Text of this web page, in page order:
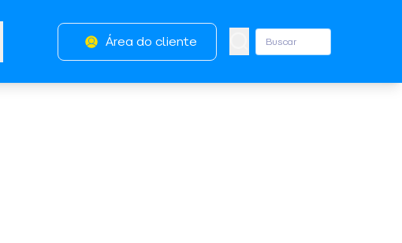
Área do cliente